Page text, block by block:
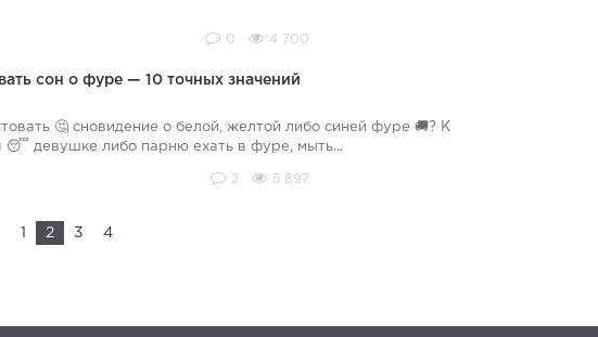
0 4 700
сон о фуре — 10 точных значений
🤔 сновидение о белой, желтой либо синей фуре 🚚? К
😴 девушке либо парню ехать в фуре, мыть...
2 5 897
1 2 3 4